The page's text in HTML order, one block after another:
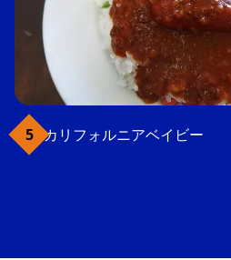
カリフォルニアベイビー